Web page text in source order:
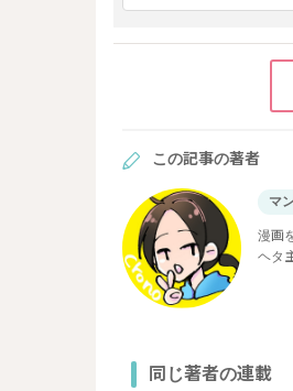
この記事の著者
マ
漫画
ヘタ
同じ著者の連載